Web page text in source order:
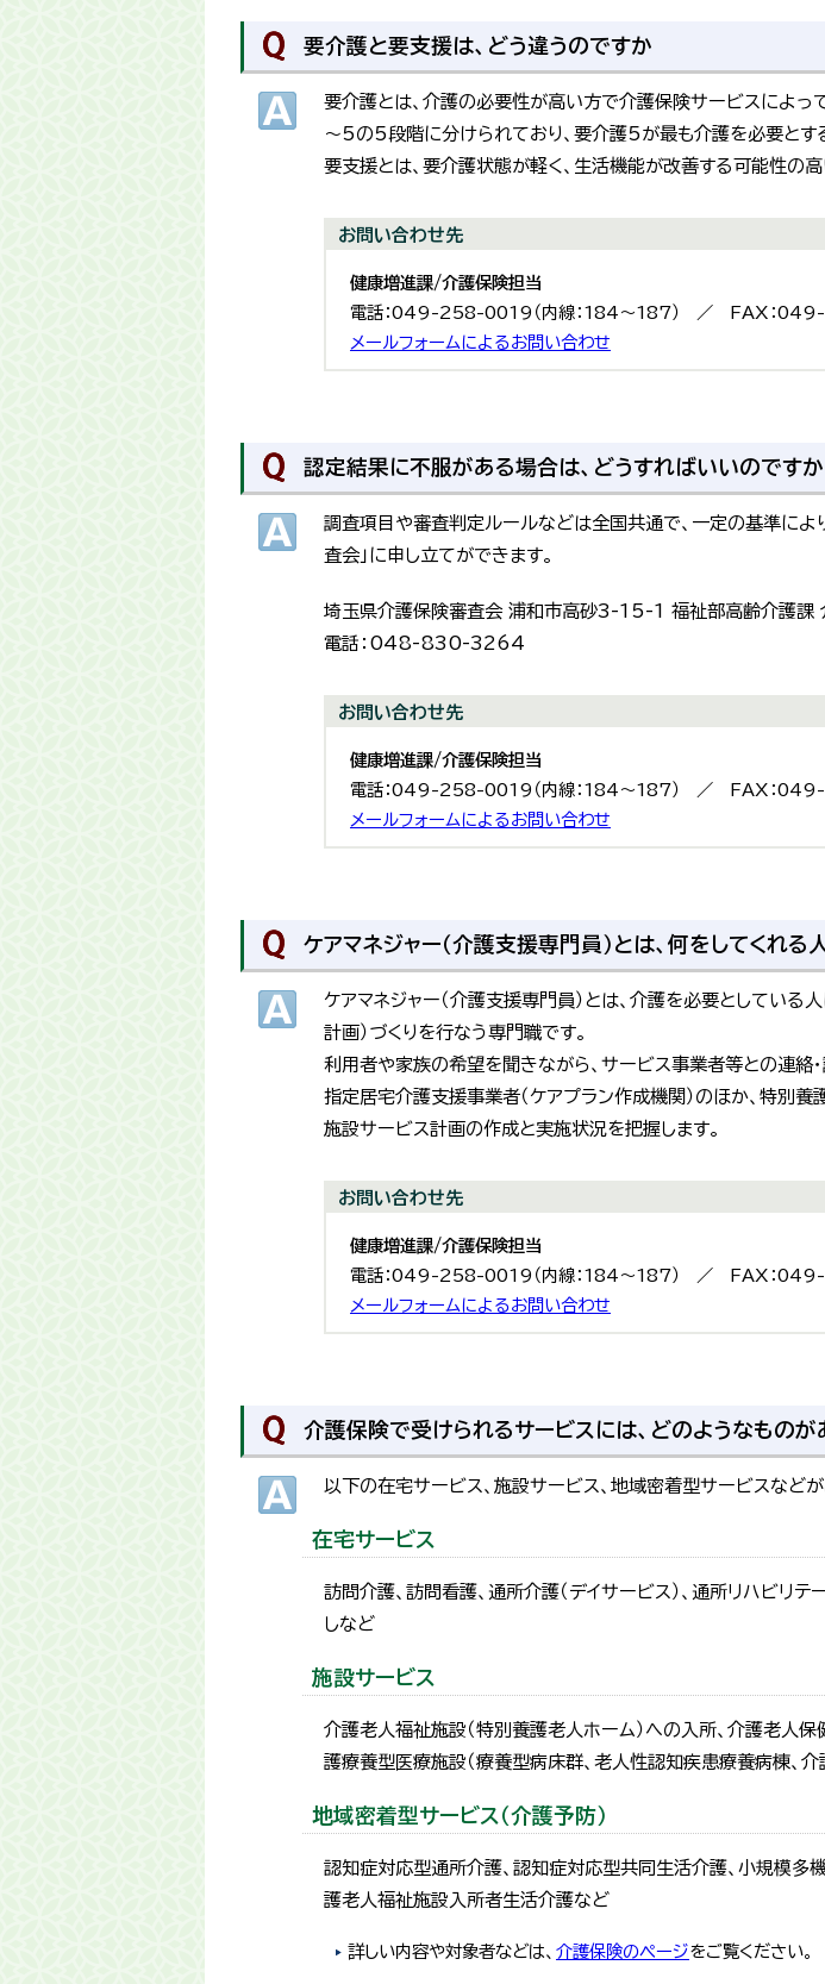
要介護と要支援は、どう違うのですか
要介護とは、介護の必要性が高い方で介護保険サービスによっ
～5の5段階に分けられており、要介護5が最も介護を必要とす
要支援とは、要介護状態が軽く、生活機能が改善する可能性の
お問い合わせ先
健康増進課/介護保険担当
電話：049-258-0019（内線：184～187） ／ FAX：
メールフォームによるお問い合わせ
認定結果に不服がある場合は、どうすればいいのですか
調査項目や審査判定ルールなどは全国共通で、一定の基準によ
査会」に申し立てができます。
埼玉県介護保険審査会 浦和市高砂3-15-1 福祉部高齢介護課
電話：048-830-3264
お問い合わせ先
健康増進課/介護保険担当
電話：049-258-0019（内線：184～187） ／ FAX：
メールフォームによるお問い合わせ
ケアマネジャー（介護支援専門員）とは、何をしてくれる
ケアマネジャー（介護支援専門員）とは、介護を必要としてい
計画）づくりを行なう専門職です。
利用者や家族の希望を聞きながら、サービス事業者等との連絡・
指定居宅介護支援事業者（ケアプラン作成機関）のほか、特別
施設サービス計画の作成と実施状況を把握します。
お問い合わせ先
健康増進課/介護保険担当
電話：049-258-0019（内線：184～187） ／ FAX：
メールフォームによるお問い合わせ
介護保険で受けられるサービスには、どのようなものが
以下の在宅サービス、施設サービス、地域密着型サービスなどが
在宅サービス
訪問介護、訪問看護、通所介護（デイサービス）、通所リハビリテ
しなど
施設サービス
介護老人福祉施設（特別養護老人ホーム）への入所、介護老人保
護療養型医療施設（療養型病床群、老人性認知疾患療養病棟、
地域密着型サービス（介護予防）
認知症対応型通所介護、認知症対応型共同生活介護、小規模多
護老人福祉施設入所者生活介護など
詳しい内容や対象者などは、 介護保険のページをご覧ください。